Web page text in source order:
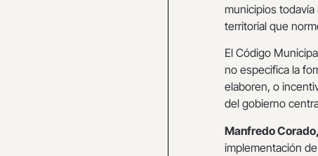
municipios
territorial que
El Código
no especifica la
elaboren, o
del gobierno
Manfredo Corado,
implementación